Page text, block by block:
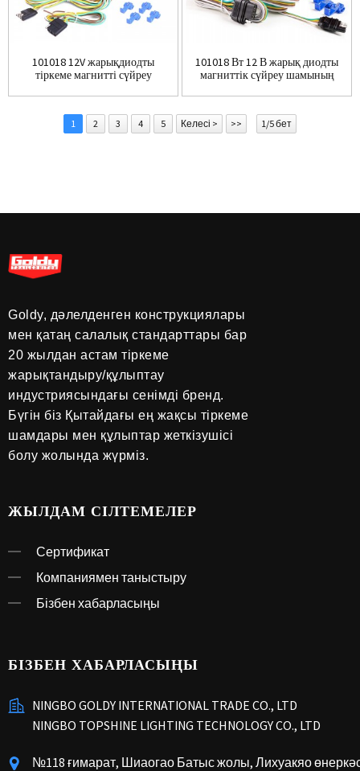
101018 12V жарықдиодты
тіркеме магнитті сүйреу
101018 Вт 12 В жарық диодты
магниттік сүйреу шамының
1 2 3 4 5 Келесі > >> 1/5 бет
Goldy, дәлелденген конструкциялары
мен қатаң салалық стандарттары бар
20 жылдан астам тіркеме
жарықтандыру/құлыптау
индустриясындағы сенімді бренд.
Бүгін біз Қытайдағы ең жақсы тіркеме
шамдары мен құлыптар жеткізушісі
болу жолында жүрміз.
ЖЫЛДАМ СІЛТЕМЕЛЕР
Сертификат
Компаниямен таныстыру
Бізбен хабарласыңы
БІЗБЕН ХАБАРЛАСЫҢЫ
NINGBO GOLDY INTERNATIONAL TRADE CO., LTD
NINGBO TOPSHINE LIGHTING TECHNOLOGY CO., LTD
№118 ғимарат, Шиаогао Батыс жолы, Лихуакяо